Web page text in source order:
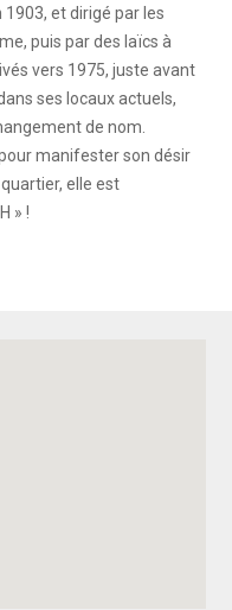
1903, et dirigé par les
puis par des laïcs à
vers 1975, juste avant
ses locaux actuels,
de nom.
pour manifester son désir
elle est
» !